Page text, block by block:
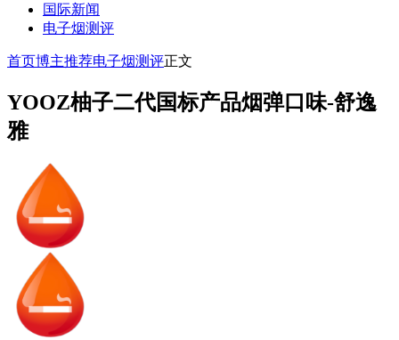
国际新闻
电子烟测评
首页博主推荐电子烟测评正文
YOOZ柚子二代国标产品烟弹口味-舒逸
雅